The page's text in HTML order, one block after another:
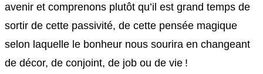
avenir et comprenons plutôt qu’il est grand temps de
sortir de cette passivité, de cette pensée magique
selon laquelle le bonheur nous sourira en changeant
de décor, de conjoint, de job ou de vie !